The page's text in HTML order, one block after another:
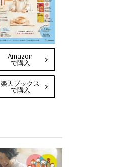
Amazon
で購入
楽天ブックス
で購入